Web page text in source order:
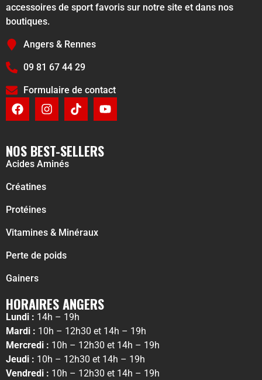
accessoires de sport favoris sur notre site et dans nos
boutiques.
Angers & Rennes
09 81 67 44 29
Formulaire de contact
NOS BEST-SELLERS
Acides Aminés
Créatines
Protéines
Vitamines & Minéraux
Perte de poids
Gainers
HORAIRES ANGERS
Lundi : 14h – 19h
Mardi : 10h – 12h30 et 14h – 19h
Mercredi : 10h – 12h30 et 14h – 19h
Jeudi : 10h – 12h30 et 14h – 19h
Vendredi : 10h – 12h30 et 14h – 19h